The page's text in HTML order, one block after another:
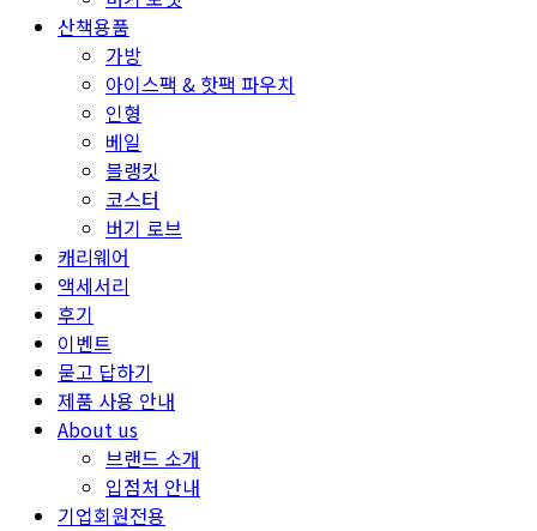
산책용품
가방
아이스팩 & 핫팩 파우치
인형
베일
블랭킷
코스터
버기 로브
캐리웨어
액세서리
후기
이벤트
묻고 답하기
제품 사용 안내
About us
브랜드 소개
입점처 안내
기업회원전용